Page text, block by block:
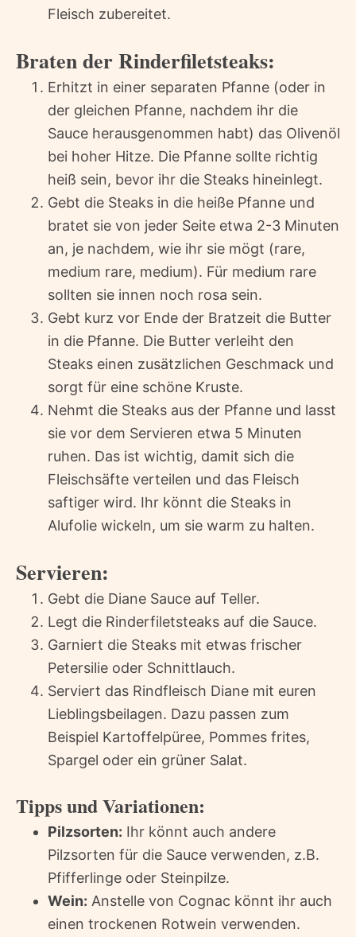
Fleisch zubereitet.
Braten der Rinderfiletsteaks:
Erhitzt in einer separaten Pfanne (oder in
der gleichen Pfanne, nachdem ihr die
Sauce herausgenommen habt) das Olivenöl
bei hoher Hitze. Die Pfanne sollte richtig
heiß sein, bevor ihr die Steaks hineinlegt.
Gebt die Steaks in die heiße Pfanne und
bratet sie von jeder Seite etwa 2-3 Minuten
an, je nachdem, wie ihr sie mögt (rare,
medium rare, medium). Für medium rare
sollten sie innen noch rosa sein.
Gebt kurz vor Ende der Bratzeit die Butter
in die Pfanne. Die Butter verleiht den
Steaks einen zusätzlichen Geschmack und
sorgt für eine schöne Kruste.
Nehmt die Steaks aus der Pfanne und lasst
sie vor dem Servieren etwa 5 Minuten
ruhen. Das ist wichtig, damit sich die
Fleischsäfte verteilen und das Fleisch
saftiger wird. Ihr könnt die Steaks in
Alufolie wickeln, um sie warm zu halten.
Servieren:
Gebt die Diane Sauce auf Teller.
Legt die Rinderfiletsteaks auf die Sauce.
Garniert die Steaks mit etwas frischer
Petersilie oder Schnittlauch.
Serviert das Rindfleisch Diane mit euren
Lieblingsbeilagen. Dazu passen zum
Beispiel Kartoffelpüree, Pommes frites,
Spargel oder ein grüner Salat.
Tipps und Variationen:
Pilzsorten: Ihr könnt auch andere
Pilzsorten für die Sauce verwenden, z.B.
Pfifferlinge oder Steinpilze.
Wein: Anstelle von Cognac könnt ihr auch
einen trockenen Rotwein verwenden.